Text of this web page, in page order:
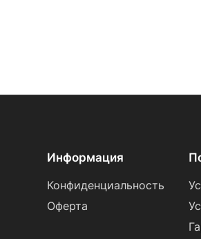
Информация
Конфиденциальность
Оферта